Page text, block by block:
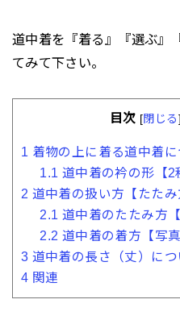
道中着を『着る』『選ぶ』
てみて下さい。
目次 [閉じる]
1 着物の上に着る道中着に
1.1 道中着の衿の形【2
2 道中着の扱い方【たたみ
2.1 道中着のたたみ方
2.2 道中着の着方【写真
3 道中着の長さ（丈）につ
4 関連